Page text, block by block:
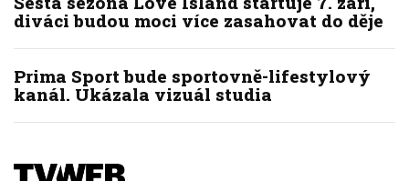
diváci budou moci více zasahovat do děje
Prima Sport bude sportovně-lifestylový
kanál. Ukázala vizuál studia